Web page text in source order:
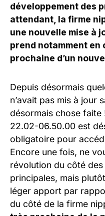
développement des
attendant, la firme
une nouvelle mise à
prend notamment en
prochaine d’un
Depuis désormais
n’avait pas mis à jour
désormais chose faite
22.02-06.50.00 est
obligatoire pour
Encore une fois, ne
révolution du côté
principales, mais
léger apport par
du côté de la firme